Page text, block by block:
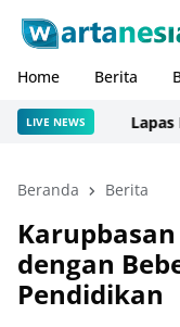
Home Berita
LIVE NEWS Lapas
Beranda Berita
dengan
Pendidikan